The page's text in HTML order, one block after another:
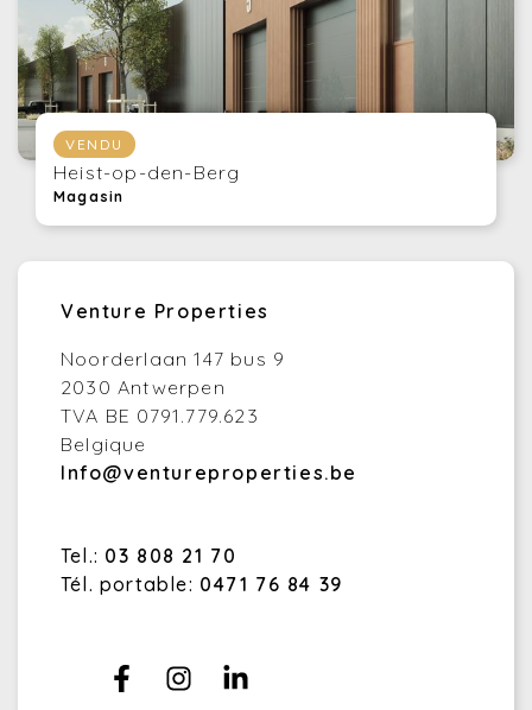
VENDU
Heist-op-den-Berg
Magasin
Venture Properties
Noorderlaan 147 bus 9
2030 Antwerpen
TVA BE 0791.779.623
Belgique
Info@ventureproperties.be
Tel.: 03 808 21 70
Tél. portable: 0471 76 84 39